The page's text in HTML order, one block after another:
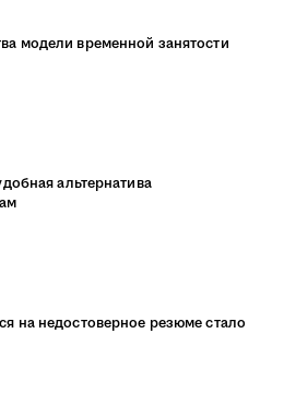
модели временной занятости
альтернатива
на недостоверное резюме стало